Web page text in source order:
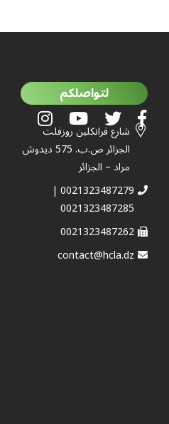
لتواصلكم
شارع فرانكلين روزفلت
الجزائر ص.ب. 575 ديدوش
مراد – الجزائر
0021323487279 |
0021323487285
0021323487262
contact@hcla.dz